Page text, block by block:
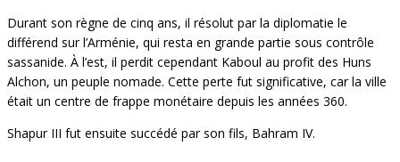
Durant son règne de cinq ans, il résolut par la diplomatie le
différend sur l’Arménie, qui resta en grande partie sous contrôle
sassanide. À l’est, il perdit cependant Kaboul au profit des Huns
Alchon, un peuple nomade. Cette perte fut significative, car la ville
était un centre de frappe monétaire depuis les années 360.
Shapur III fut ensuite succédé par son fils, Bahram IV.